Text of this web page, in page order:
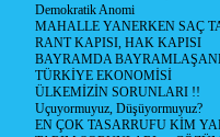
Demokratik Anomi
MAHALLE YANERKEN SAÇ
RANT KAPISI, HAK KAPISI
BAYRAMDA
TÜRKİYE EKONOMİSİ
ÜLKEMİZİN SORUNLARI !!
Uçuyormuyuz, Düşüyormuyuz?
EN ÇOK TASARRUFU KİM